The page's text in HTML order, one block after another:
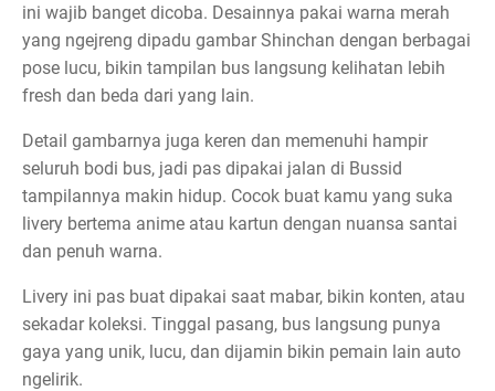
ini wajib banget dicoba. Desainnya pakai warna merah
yang ngejreng dipadu gambar Shinchan dengan berbagai
pose lucu, bikin tampilan bus langsung kelihatan lebih
fresh dan beda dari yang lain.
Detail gambarnya juga keren dan memenuhi hampir
seluruh bodi bus, jadi pas dipakai jalan di Bussid
tampilannya makin hidup. Cocok buat kamu yang suka
livery bertema anime atau kartun dengan nuansa santai
dan penuh warna.
Livery ini pas buat dipakai saat mabar, bikin konten, atau
sekadar koleksi. Tinggal pasang, bus langsung punya
gaya yang unik, lucu, dan dijamin bikin pemain lain auto
ngelirik.